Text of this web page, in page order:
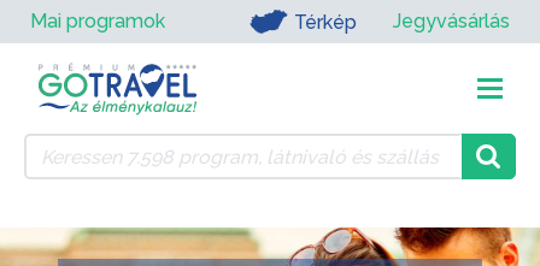
Mai programok Térkép Jegyvásárlás